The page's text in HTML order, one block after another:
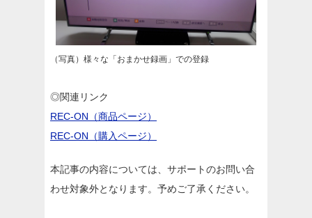
（写真）様々な「おまかせ録画」での登録
◎関連リンク
REC-ON（商品ページ）
REC-ON（購入ページ）
本記事の内容については、サポートのお問い合
わせ対象外となります。予めご了承ください。